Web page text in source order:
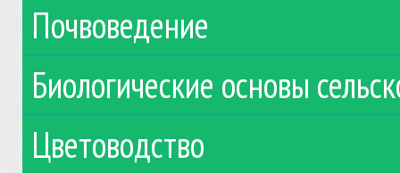
Почвоведение
Биологические основы
Цветоводство